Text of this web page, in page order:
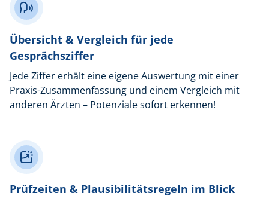
Übersicht & Vergleich für jede
Gesprächsziffer
Jede Ziffer erhält eine eigene Auswertung mit einer
Praxis-Zusammenfassung und einem Vergleich mit
anderen Ärzten – Potenziale sofort erkennen!
Prüfzeiten & Plausibilitätsregeln im Blick